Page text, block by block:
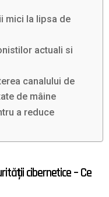
mici la lipsa de
actuali si
canalului de
de mâine
a reduce
cibernetice – Ce